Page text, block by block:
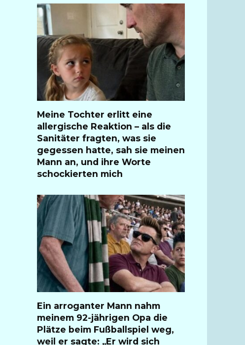
Meine Tochter erlitt eine
allergische Reaktion – als die
Sanitäter fragten, was sie
gegessen hatte, sah sie meinen
Mann an, und ihre Worte
schockierten mich
Ein arroganter Mann nahm
meinem 92-jährigen Opa die
Plätze beim Fußballspiel weg,
weil er sagte: „Er wird sich